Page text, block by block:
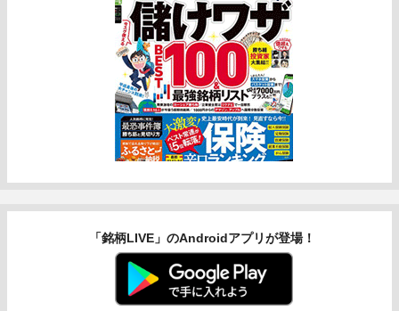
「銘柄LIVE」のAndroidアプリが登場！